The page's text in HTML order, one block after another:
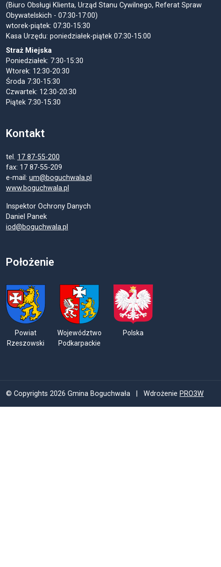
(Biuro Obsługi Klienta, Urząd Stanu Cywilnego, Referat Spraw
Obywatelskich - 07:30-17:00)
wtorek-piątek: 07:30-15:30
Kasa Urzędu: poniedziałek-piątek 07:30-15:00
Straż Miejska
Poniedziałek: 7:30-15:30
Wtorek: 12:30-20:30
Środa 7:30-15:30
Czwartek: 12:30-20:30
Piątek 7:30-15:30
Kontakt
tel. 17 87-55-200
fax: 17 87-55-209
e-mail: um@boguchwala.pl
www.boguchwala.pl
Inspektor Ochrony Danych
Daniel Panek
iod@boguchwala.pl
Położenie
Powiat
Rzeszowski
Województwo
Podkarpackie
Polska
© Copyrights 2026 Gmina Boguchwała | Wdrożenie PRO3W